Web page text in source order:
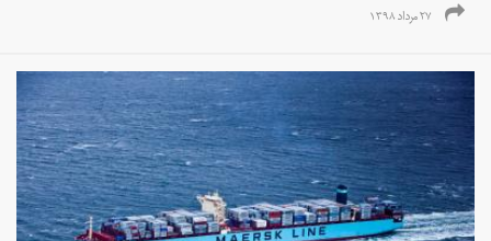
۲۷ مرداد ۱۳۹۸